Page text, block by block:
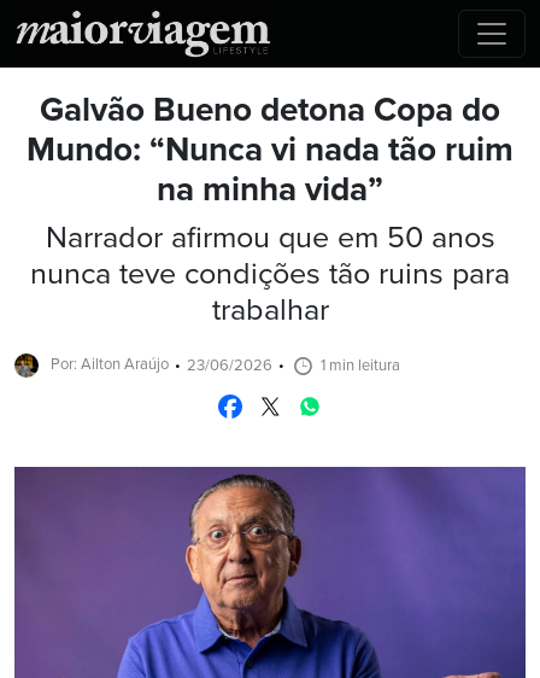
Galvão Bueno detona Copa do
Mundo: “Nunca vi nada tão ruim
na minha vida”
Narrador afirmou que em 50 anos
nunca teve condições tão ruins para
trabalhar
Por: Ailton Araújo 23/06/2026 1 min leitura